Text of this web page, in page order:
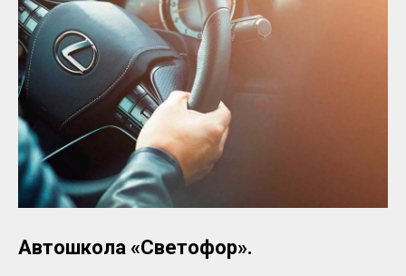
Автошкола «Светофор».